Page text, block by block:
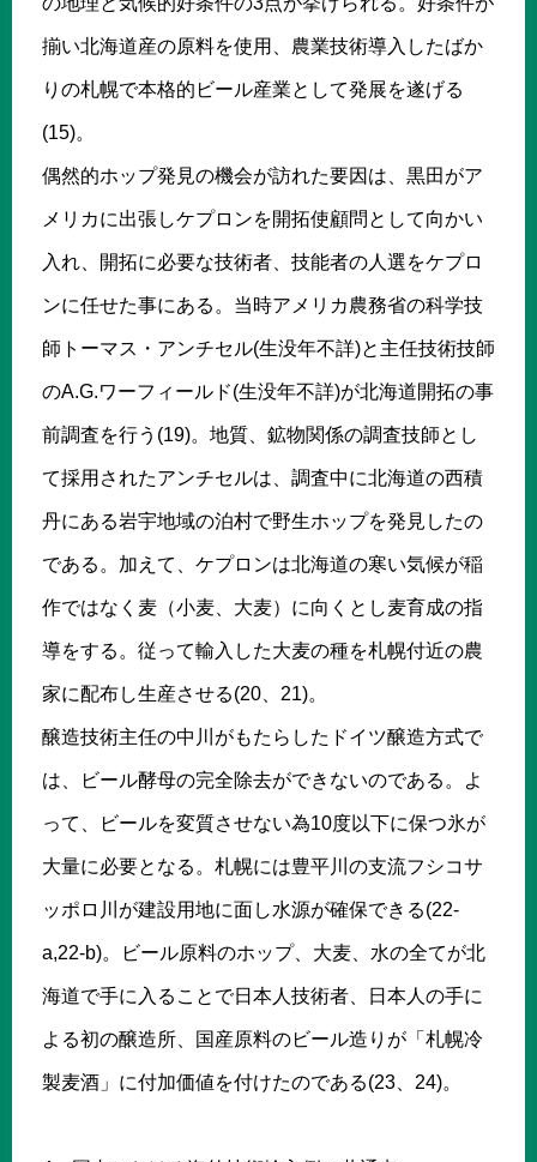
揃い北海道産の原料を使用、農業技術導入したばか
りの札幌で本格的ビール産業として発展を遂げる
(15)。
偶然的ホップ発見の機会が訪れた要因は、黒田がア
メリカに出張しケプロンを開拓使顧問として向かい
入れ、開拓に必要な技術者、技能者の人選をケプロ
ンに任せた事にある。当時アメリカ農務省の科学技
師トーマス・アンチセル(生没年不詳)と主任技術技師
のA.G.ワーフィールド(生没年不詳)が北海道開拓の事
前調査を行う(19)。地質、鉱物関係の調査技師とし
て採用されたアンチセルは、調査中に北海道の西積
丹にある岩宇地域の泊村で野生ホップを発見したの
である。加えて、ケプロンは北海道の寒い気候が稲
作ではなく麦（小麦、大麦）に向くとし麦育成の指
導をする。従って輸入した大麦の種を札幌付近の農
家に配布し生産させる(20、21)。
醸造技術主任の中川がもたらしたドイツ醸造方式で
は、ビール酵母の完全除去ができないのである。よ
って、ビールを変質させない為10度以下に保つ氷が
大量に必要となる。札幌には豊平川の支流フシコサ
ッポロ川が建設用地に面し水源が確保できる(22-
a,22-b)。ビール原料のホップ、大麦、水の全てが北
海道で手に入ることで日本人技術者、日本人の手に
よる初の醸造所、国産原料のビール造りが「札幌冷
製麦酒」に付加価値を付けたのである(23、24)。